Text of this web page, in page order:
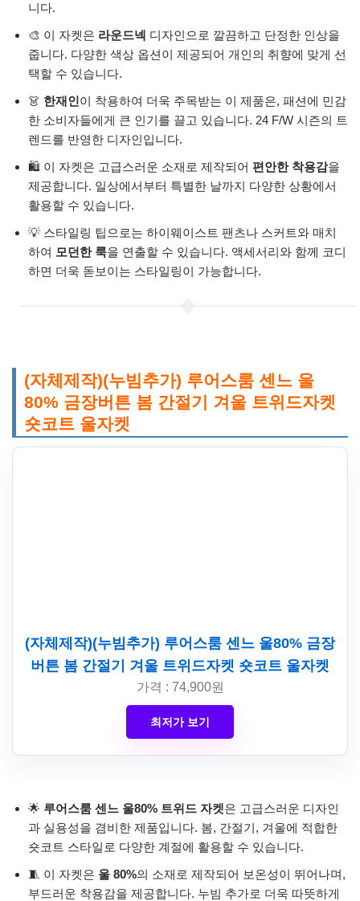
니다.
🎨 이 자켓은 라운드넥 디자인으로 깔끔하고 단정한 인상을
줍니다. 다양한 색상 옵션이 제공되어 개인의 취향에 맞게 선
택할 수 있습니다.
👗 한재인이 착용하여 더욱 주목받는 이 제품은, 패션에 민감
한 소비자들에게 큰 인기를 끌고 있습니다. 24 F/W 시즌의 트
렌드를 반영한 디자인입니다.
🛍️ 이 자켓은 고급스러운 소재로 제작되어 편안한 착용감을
제공합니다. 일상에서부터 특별한 날까지 다양한 상황에서
활용할 수 있습니다.
💡 스타일링 팁으로는 하이웨이스트 팬츠나 스커트와 매치
하여 모던한 룩을 연출할 수 있습니다. 액세서리와 함께 코디
하면 더욱 돋보이는 스타일링이 가능합니다.
(자체제작)(누빔추가) 루어스룸 센느 울
80% 금장버튼 봄 간절기 겨울 트위드자켓
숏코트 울자켓
(자체제작)(누빔추가) 루어스룸 센느 울80% 금장
버튼 봄 간절기 겨울 트위드자켓 숏코트 울자켓
가격 : 74,900원
최저가 보기
🌟 루어스룸 센느 울80% 트위드 자켓은 고급스러운 디자인
과 실용성을 겸비한 제품입니다. 봄, 간절기, 겨울에 적합한
숏코트 스타일로 다양한 계절에 활용할 수 있습니다.
🧵 이 자켓은 울 80%의 소재로 제작되어 보온성이 뛰어나며,
부드러운 착용감을 제공합니다. 누빔 추가로 더욱 따뜻하게